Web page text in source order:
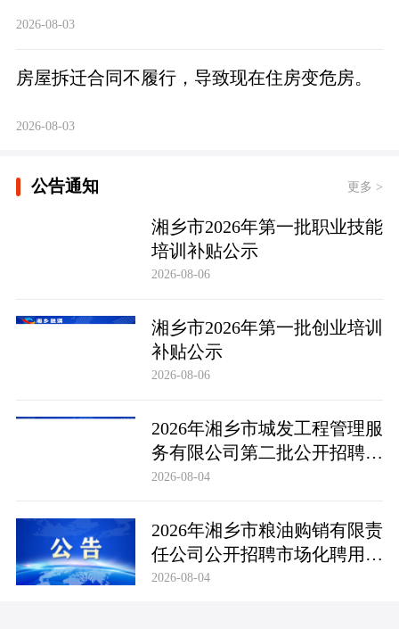
2026-08-03
房屋拆迁合同不履行，导致现在住房变危房。
2026-08-03
公告通知 更多 >
湘乡市2026年第一批职业技能
培训补贴公示
2026-08-06
湘乡市2026年第一批创业培训
补贴公示
2026-08-06
2026年湘乡市城发工程管理服
务有限公司第二批公开招聘市
场化聘用工作人员笔试成绩公
2026-08-04
2026年湘乡市粮油购销有限责
任公司公开招聘市场化聘用工
作人员笔试成绩公布及成绩复
2026-08-04